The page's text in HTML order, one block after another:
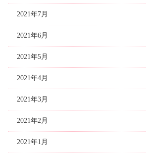
2021年7月
2021年6月
2021年5月
2021年4月
2021年3月
2021年2月
2021年1月